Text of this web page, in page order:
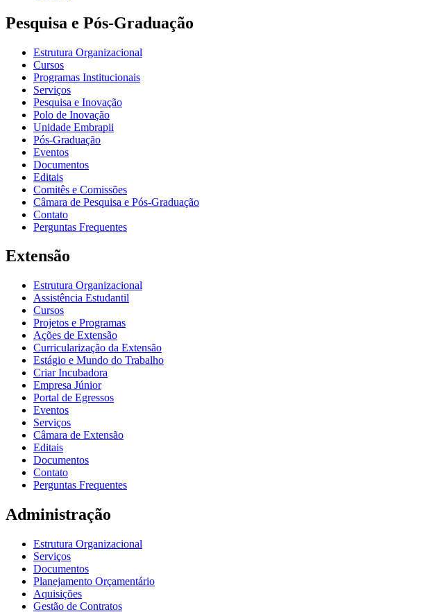
Pesquisa e Pós-Graduação
Estrutura Organizacional
Cursos
Programas Institucionais
Serviços
Pesquisa e Inovação
Polo de Inovação
Unidade Embrapii
Pós-Graduação
Eventos
Documentos
Editais
Comitês e Comissões
Câmara de Pesquisa e Pós-Graduação
Contato
Perguntas Frequentes
Extensão
Estrutura Organizacional
Assistência Estudantil
Cursos
Projetos e Programas
Ações de Extensão
Curricularização da Extensão
Estágio e Mundo do Trabalho
Criar Incubadora
Empresa Júnior
Portal de Egressos
Eventos
Serviços
Câmara de Extensão
Editais
Documentos
Contato
Perguntas Frequentes
Administração
Estrutura Organizacional
Serviços
Documentos
Planejamento Orçamentário
Aquisições
Gestão de Contratos